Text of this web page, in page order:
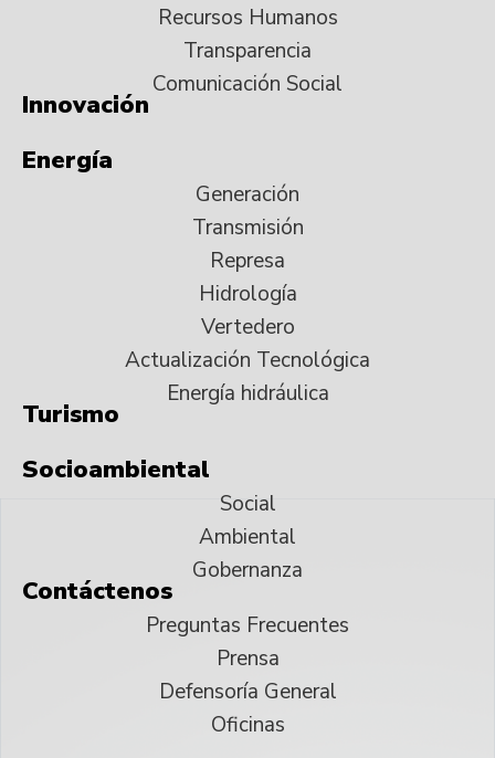
Recursos Humanos
Transparencia
Comunicación Social
Innovación
Energía
Generación
Transmisión
Represa
Hidrología
Vertedero
Actualización Tecnológica
Energía hidráulica
Turismo
Socioambiental
Social
Ambiental
Gobernanza
Contáctenos
Preguntas Frecuentes
Prensa
Defensoría General
Oficinas